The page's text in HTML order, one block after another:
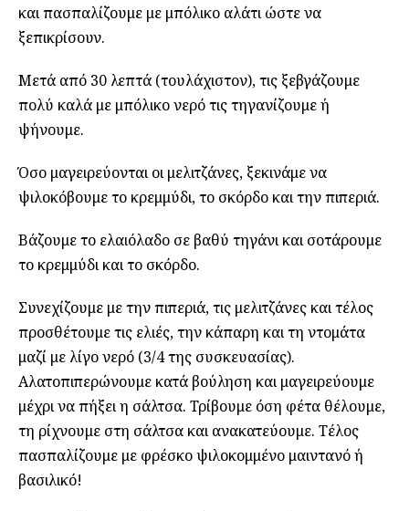
και πασπαλίζουμε με μπόλικο αλάτι ώστε να
ξεπικρίσουν.
Μετά από 30 λεπτά (τουλάχιστον), τις ξεβγάζουμε
πολύ καλά με μπόλικο νερό τις τηγανίζουμε ή
ψήνουμε.
Όσο μαγειρεύονται οι μελιτζάνες, ξεκινάμε να
ψιλοκόβουμε το κρεμμύδι, το σκόρδο και την πιπεριά.
Βάζουμε το ελαιόλαδο σε βαθύ τηγάνι και σοτάρουμε
το κρεμμύδι και το σκόρδο.
Συνεχίζουμε με την πιπεριά, τις μελιτζάνες και τέλος
προσθέτουμε τις ελιές, την κάπαρη και τη ντομάτα
μαζί με λίγο νερό (3/4 της συσκευασίας).
Αλατοπιπερώνουμε κατά βούληση και μαγειρεύουμε
μέχρι να πήξει η σάλτσα. Τρίβουμε όση φέτα θέλουμε,
τη ρίχνουμε στη σάλτσα και ανακατεύουμε. Τέλος
πασπαλίζουμε με φρέσκο ψιλοκομμένο μαιντανό ή
βασιλικό!